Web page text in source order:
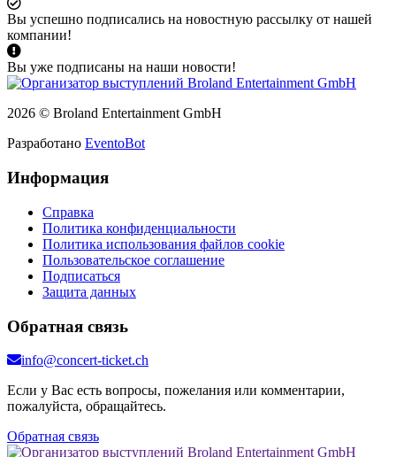
Вы успешно подписались на новостную рассылку от нашей
компании!
Вы уже подписаны на наши новости!
2026 © Broland Entertainment GmbH
Разработано EventoBot
Информация
Справка
Политика конфиденциальности
Политика использования файлов cookie
Пользовательское соглашение
Подписаться
Защита данных
Обратная связь
info@concert-ticket.ch
Если у Вас есть вопросы, пожелания или комментарии,
пожалуйста, обращайтесь.
Обратная связь